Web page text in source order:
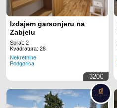
Izdajem garsonjeru na
Zabjelu
Sprat: 2
Kvadratura: 28
Nekretnine
Podgorica
320€